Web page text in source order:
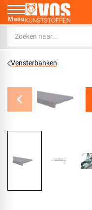
Menu
Vensterbanken